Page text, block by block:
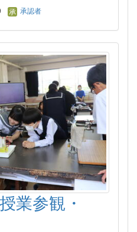
承認者
業参観・